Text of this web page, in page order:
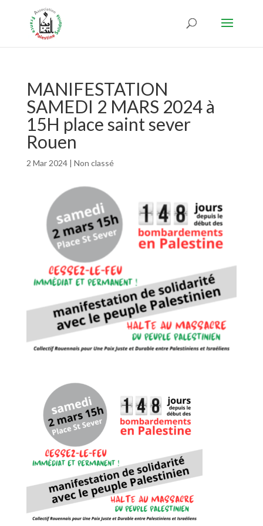
MANIFESTATION
SAMEDI 2 MARS 2024 à
15H place saint sever
Rouen
2 Mar 2024| Non classé